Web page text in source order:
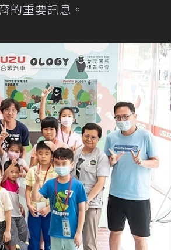
的重要訊息。